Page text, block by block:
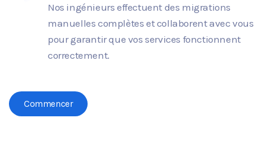
Nos ingénieurs effectuent des migrations
manuelles complètes et collaborent avec vous
pour garantir que vos services fonctionnent
correctement.
Commencer